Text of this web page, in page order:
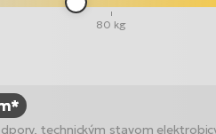
80 kg
technickým stavom